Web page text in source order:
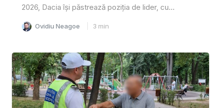
2026, Dacia își păstrează poziția de lider, cu...
Ovidiu Neagoe 3 min